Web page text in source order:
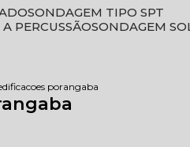
SONDAGEM TIPO SPT
A PERCUSSÃO SONDAGEM
porangaba